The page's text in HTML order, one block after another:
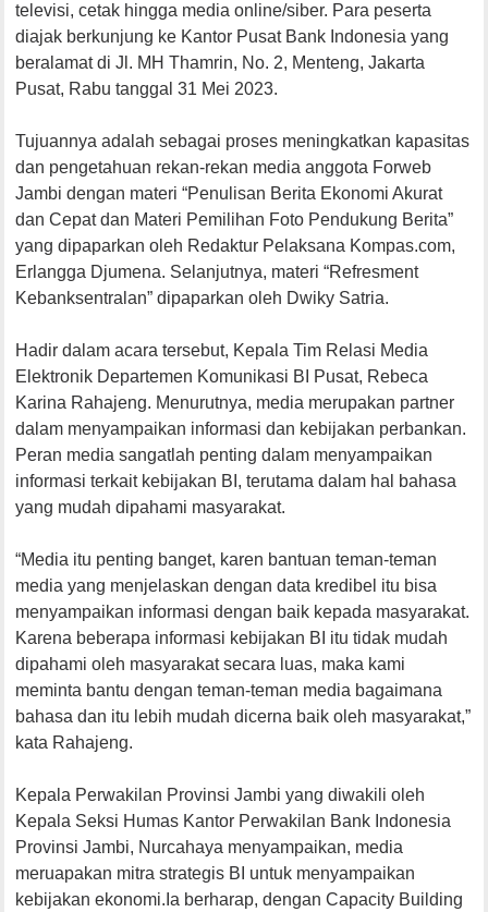
televisi, cetak hingga media online/siber. Para peserta
diajak berkunjung ke Kantor Pusat Bank Indonesia yang
beralamat di Jl. MH Thamrin, No. 2, Menteng, Jakarta
Pusat, Rabu tanggal 31 Mei 2023.
Tujuannya adalah sebagai proses meningkatkan kapasitas
dan pengetahuan rekan-rekan media anggota Forweb
Jambi dengan materi “Penulisan Berita Ekonomi Akurat
dan Cepat dan Materi Pemilihan Foto Pendukung Berita”
yang dipaparkan oleh Redaktur Pelaksana Kompas.com,
Erlangga Djumena. Selanjutnya, materi “Refresment
Kebanksentralan” dipaparkan oleh Dwiky Satria.
Hadir dalam acara tersebut, Kepala Tim Relasi Media
Elektronik Departemen Komunikasi BI Pusat, Rebeca
Karina Rahajeng. Menurutnya, media merupakan partner
dalam menyampaikan informasi dan kebijakan perbankan.
Peran media sangatlah penting dalam menyampaikan
informasi terkait kebijakan BI, terutama dalam hal bahasa
yang mudah dipahami masyarakat.
“Media itu penting banget, karen bantuan teman-teman
media yang menjelaskan dengan data kredibel itu bisa
menyampaikan informasi dengan baik kepada masyarakat.
Karena beberapa informasi kebijakan BI itu tidak mudah
dipahami oleh masyarakat secara luas, maka kami
meminta bantu dengan teman-teman media bagaimana
bahasa dan itu lebih mudah dicerna baik oleh masyarakat,”
kata Rahajeng.
Kepala Perwakilan Provinsi Jambi yang diwakili oleh
Kepala Seksi Humas Kantor Perwakilan Bank Indonesia
Provinsi Jambi, Nurcahaya menyampaikan, media
meruapakan mitra strategis BI untuk menyampaikan
kebijakan ekonomi.Ia berharap, dengan Capacity Building